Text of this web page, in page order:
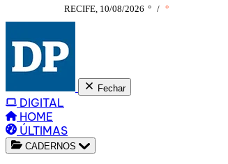
RECIFE, 10/08/2026 ° / °
Fechar
DIGITAL
HOME
ÚLTIMAS
CADERNOS